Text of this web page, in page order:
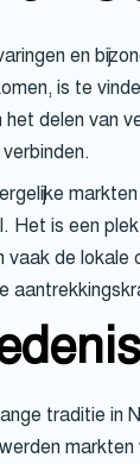
en
is te
delen van
Het is een
de lokale
traditie in